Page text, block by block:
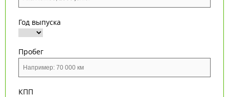
Год выпуска
Пробег
КПП